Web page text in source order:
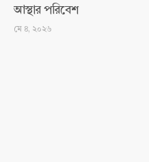
আস্থার পরিবেশ
মে ৪, ২০২৬